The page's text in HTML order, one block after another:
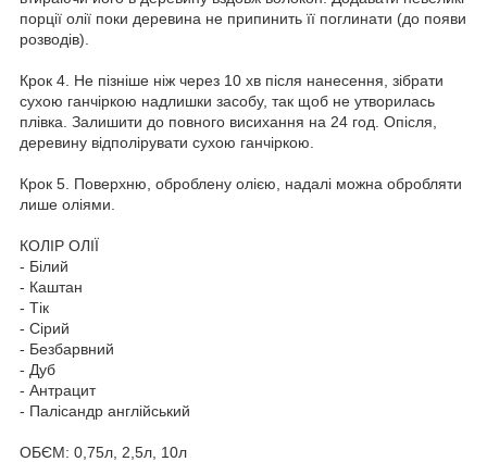
порції олії поки деревина не припинить її поглинати (до появи
розводів).
Крок 4. Не пізніше ніж через 10 хв після нанесення, зібрати
сухою ганчіркою надлишки засобу, так щоб не утворилась
плівка. Залишити до повного висихання на 24 год. Опісля,
деревину відполірувати сухою ганчіркою.
Крок 5. Поверхню, оброблену олією, надалі можна обробляти
лише оліями.
КОЛІР ОЛІЇ
- Білий
- Каштан
- Тік
- Сірий
- Безбарвний
- Дуб
- Антрацит
- Палісандр англійський
ОБЄМ: 0,75л, 2,5л, 10л